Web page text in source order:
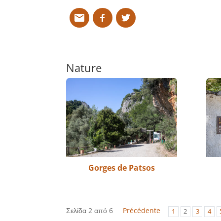
Nature
Gorges de Patsos
Σελίδα 2 από 6 Précédente 1 2 3 4